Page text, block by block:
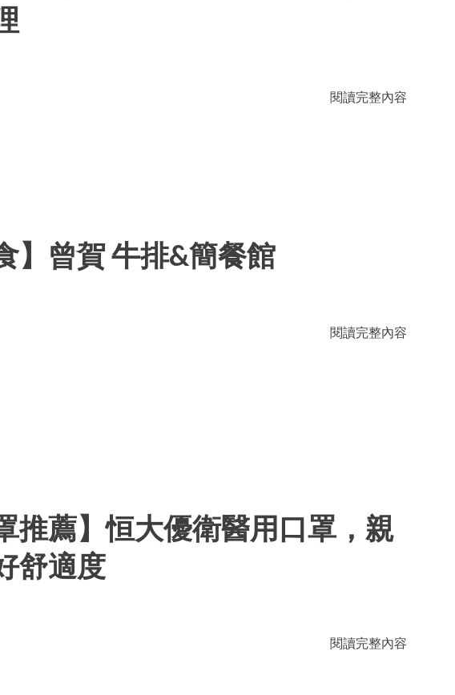
閱讀完整內容
】曾賀 牛排&簡餐館
閱讀完整內容
推薦】恒大優衛醫用口罩，親
舒適度
閱讀完整內容